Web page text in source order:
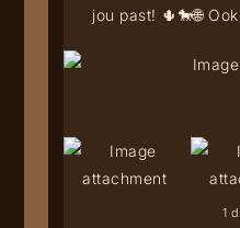
jou past! 🌵🐎🌐
1